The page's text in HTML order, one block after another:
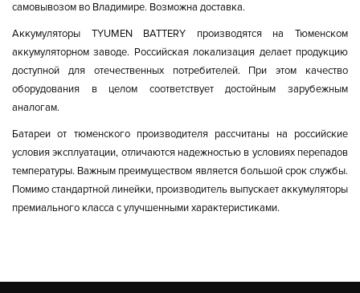
самовывозом во Владимире. Возможна доставка.
Аккумуляторы TYUMEN BATTERY производятся на Тюменском
аккумуляторном заводе. Российская локализация делает продукцию
доступной для отечественных потребителей. При этом качество
оборудования в целом соответствует достойным зарубежным
аналогам.
Батареи от тюменского производителя рассчитаны на российские
условия эксплуатации, отличаются надежностью в условиях перепадов
температуры. Важным преимуществом является большой срок службы.
Помимо стандартной линейки, производитель выпускает аккумуляторы
премиального класса с улучшенными характеристиками.